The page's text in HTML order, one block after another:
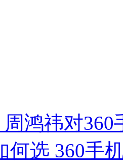
鸿祎对360
何选 360手